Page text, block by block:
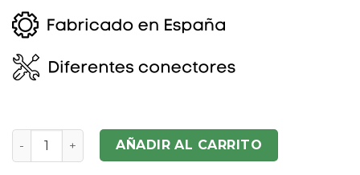
Batería Sonda S162870 16V-28V 70Ah cantidad
AÑADIR AL CARRITO